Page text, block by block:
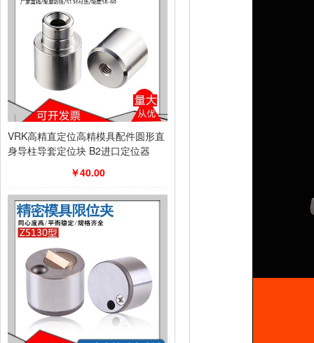
VRK高精直定位高精模具配件圆形直
身导柱导套定位块 B2进口定位器
￥40.00